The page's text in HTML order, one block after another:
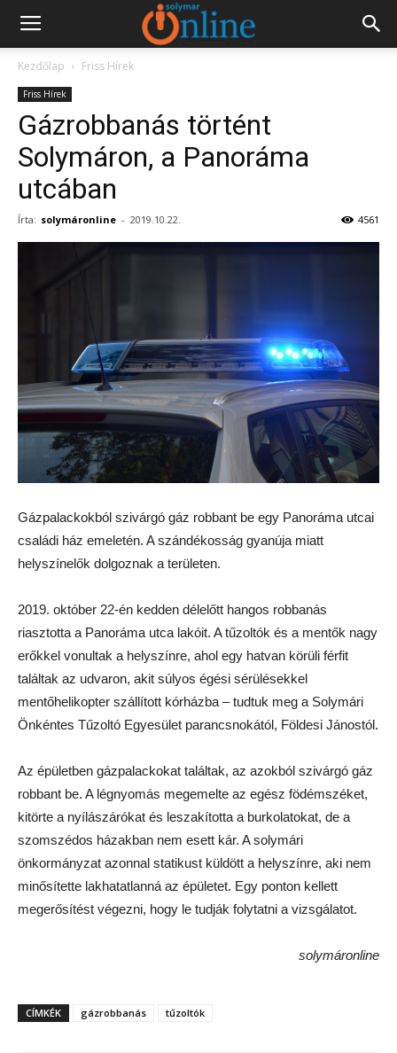
Kezdőlap Friss Hírek
Friss Hírek
Gázrobbanás történt
Solymáron, a Panoráma
utcában
Írta: solymáronline - 2019.10.22. 4561
Gázpalackokból szivárgó gáz robbant be egy Panoráma utcai
családi ház emeletén. A szándékosság gyanúja miatt
helyszínelők dolgoznak a területen.
2019. október 22-én kedden délelőtt hangos robbanás
riasztotta a Panoráma utca lakóit. A tűzoltók és a mentők nagy
erőkkel vonultak a helyszínre, ahol egy hatvan körüli férfit
találtak az udvaron, akit súlyos égési sérülésekkel
mentőhelikopter szállított kórházba – tudtuk meg a Solymári
Önkéntes Tűzoltó Egyesület parancsnokától, Földesi Jánostól.
Az épületben gázpalackokat találtak, az azokból szivárgó gáz
robbant be. A légnyomás megemelte az egész födémszéket,
kitörte a nyílászárókat és leszakította a burkolatokat, de a
szomszédos házakban nem esett kár. A solymári
önkormányzat azonnal statikust küldött a helyszínre, aki nem
minősítette lakhatatlanná az épületet. Egy ponton kellett
megerősítést végezni, hogy le tudják folytatni a vizsgálatot.
solymáronline
CÍMKÉK gázrobbanás tűzoltók